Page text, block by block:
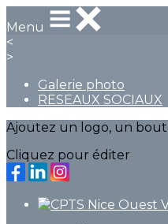
Menu
<
>
Galerie photo
RESEAUX SOCIAUX
Ajoutez un logo, un
Cliquez pour éditer